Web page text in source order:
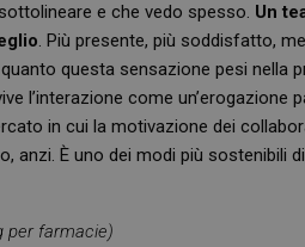
e che vedo spesso. Un
. Più presente, più soddisfatto,
questa sensazione pesi nella
l’interazione come un’erogazione
in cui la motivazione dei
anzi. È uno dei modi più sostenibili
per farmacie)
Google LLC
.youtube.com
5 mesi 4
settimane